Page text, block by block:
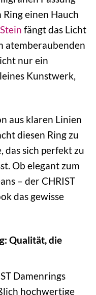
einen Hauch
Stein fängt das Licht
atemberaubenden
nur ein
Kunstwerk,
aus klaren Linien
diesen Ring zu
das sich perfekt zu
Ob elegant zum
– der CHRIST
das gewisse
Qualität, die
Damenrings
hochwertige